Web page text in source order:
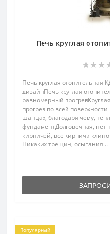
Печь круглая
Печь круглая
дизайнПечь круглая
равномерный
прогрев по всей
шанцах, благодаря чему,
фундаментДолговечная,
кирпичей, все кирпичи
Никаких трещин, осыпания ..
Популярный